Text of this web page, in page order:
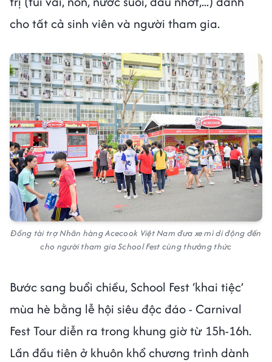
cho tất cả sinh viên và người tham gia.
Đồng tài trợ Nhãn hàng Acecook Việt Nam đưa xe mì di động đến
cho người tham gia School Fest cùng thưởng thức
Bước sang buổi chiều, School Fest ‘khai tiệc’
mùa hè bằng lễ hội siêu độc đáo - Carnival
Fest Tour diễn ra trong khung giờ từ 15h-16h.
Lần đầu tiên ở khuôn khổ chương trình dành